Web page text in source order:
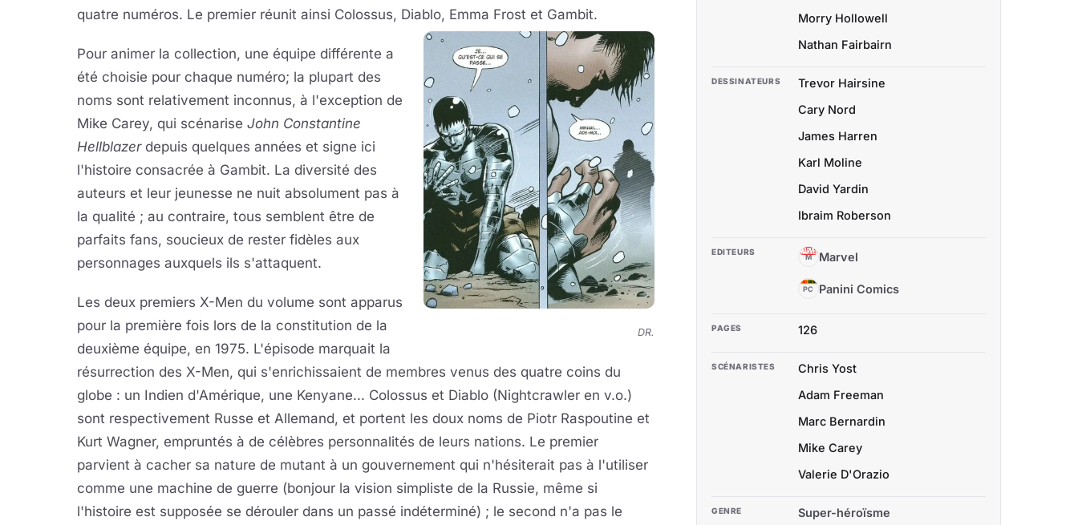
quatre numéros. Le premier réunit ainsi Colossus, Diablo, Emma Frost et
DR.
Gambit.
Pour animer la collection, une équipe différente a
été choisie pour chaque numéro; la plupart des
noms sont relativement inconnus, à l'exception de
Mike Carey, qui scénarise John Constantine
Hellblazerdepuis quelques années et signe ici
l'histoire consacrée à Gambit. La diversité des
auteurs et leur jeunesse ne nuit absolument pas à
la qualité ; au contraire, tous semblent être de
parfaits fans, soucieux de rester fidèles aux
personnages auxquels ils s'attaquent.
Les deux premiers X-Men du volume sont apparus
pour la première fois lors de la constitution de la
deuxième équipe, en 1975. L'épisode marquait la
résurrection des X-Men, qui s'enrichissaient de membres venus des quatre coins du
globe : un Indien d'Amérique, une Kenyane... Colossus et Diablo (Nightcrawler en v.o.)
sont respectivement Russe et Allemand, et portent les doux noms de Piotr Raspoutine et
Kurt Wagner, empruntés à de célèbres personnalités de leurs nations. Le premier
parvient à cacher sa nature de mutant à un gouvernement qui n'hésiterait pas à l'utiliser
comme une machine de guerre (bonjour la vision simpliste de la Russie, même si
l'histoire est supposée se dérouler dans un passé indéterminé) ; le second n'a pas le
Morry Hollowell
Nathan Fairbairn
DESSINATEURS
Trevor Hairsine
Cary Nord
James Harren
Karl Moline
David Yardin
Ibraim Roberson
EDITEURS M Marvel
PC Panini Comics
PAGES 126
SCÉNARISTES
Chris Yost
Adam Freeman
Marc Bernardin
Mike Carey
Valerie D'Orazio
GENRE Super-héroïsme